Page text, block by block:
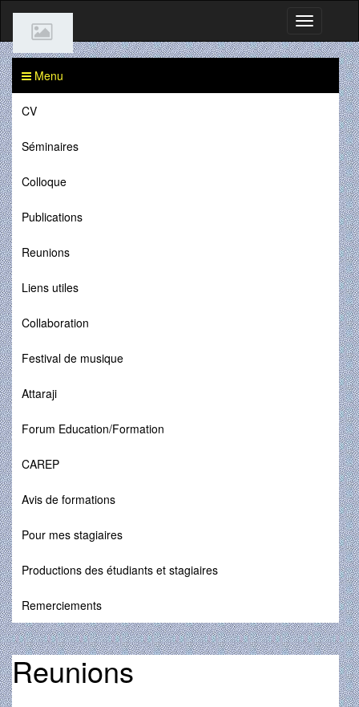
Menu
CV
Séminaires
Colloque
Publications
Reunions
Liens utiles
Collaboration
Festival de musique
Attaraji
Forum Education/Formation
CAREP
Avis de formations
Pour mes stagiaires
Productions des étudiants et stagiaires
Remerciements
Reunions